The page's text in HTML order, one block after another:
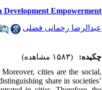
Empowerment
عبدالرضا رحمانی فضلی
چکیده:
(۱۵۸۳ مشاهده)
cities are the social,
share in societies’